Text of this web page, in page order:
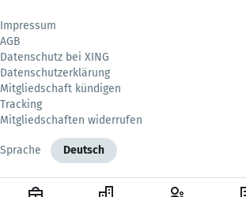
Impressum
AGB
Datenschutz bei XING
Datenschutzerklärung
Mitgliedschaft kündigen
Tracking
Mitgliedschaften widerrufen
Sprache Deutsch